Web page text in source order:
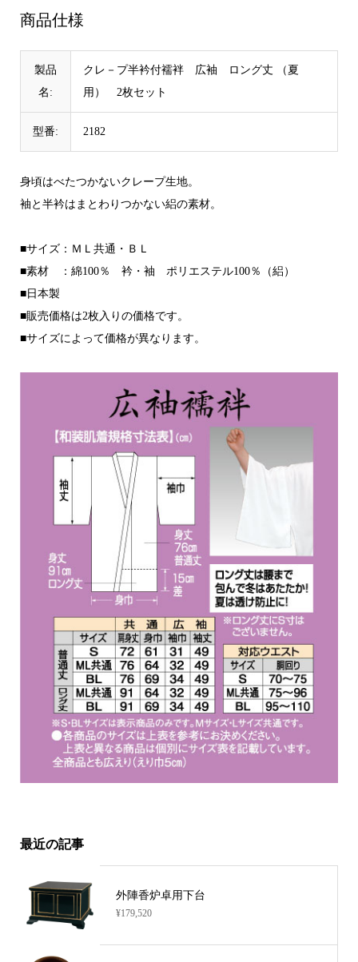
商品仕様
製品
名:
クレ－プ半衿付襦袢 広袖 ロング丈 （夏
用） 2枚セット
型番: 2182
身頃はべたつかないクレープ生地。
袖と半衿はまとわりつかない絽の素材。
■サイズ：ＭＬ共通・ＢＬ
■素材 ：綿100％ 衿・袖 ポリエステル100％（絽）
■日本製
■販売価格は2枚入りの価格です。
■サイズによって価格が異なります。
最近の記事
外陣香炉卓用下台
¥179,520